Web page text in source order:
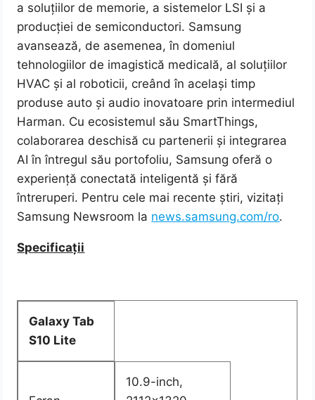
a soluțiilor de memorie, a sistemelor LSI și a
producției de semiconductori. Samsung
avansează, de asemenea, în domeniul
tehnologiilor de imagistică medicală, al soluțiilor
HVAC și al roboticii, creând în același timp
produse auto și audio inovatoare prin intermediul
Harman. Cu ecosistemul său SmartThings,
colaborarea deschisă cu partenerii și integrarea
AI în întregul său portofoliu, Samsung oferă o
experiență conectată inteligentă și fără
întreruperi. Pentru cele mai recente știri, vizitați
Samsung Newsroom la news.samsung.com/ro.
Specificații
Galaxy Tab
S10 Lite
10.9-inch,